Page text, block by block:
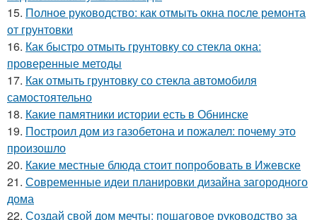
15. Полное руководство: как отмыть окна после ремонта
от грунтовки
16. Как быстро отмыть грунтовку со стекла окна:
проверенные методы
17. Как отмыть грунтовку со стекла автомобиля
самостоятельно
18. Какие памятники истории есть в Обнинске
19. Построил дом из газобетона и пожалел: почему это
произошло
20. Какие местные блюда стоит попробовать в Ижевске
21. Современные идеи планировки дизайна загородного
дома
22. Создай свой дом мечты: пошаговое руководство за